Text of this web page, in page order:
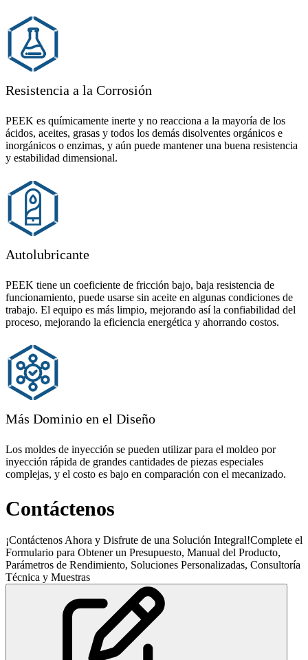
Resistencia a la Corrosión
PEEK es químicamente inerte y no reacciona a la mayoría de los
ácidos, aceites, grasas y todos los demás disolventes orgánicos e
inorgánicos o enzimas, y aún puede mantener una buena resistencia
y estabilidad dimensional.
Autolubricante
PEEK tiene un coeficiente de fricción bajo, baja resistencia de
funcionamiento, puede usarse sin aceite en algunas condiciones de
trabajo. El equipo es más limpio, mejorando así la confiabilidad del
proceso, mejorando la eficiencia energética y ahorrando costos.
Más Dominio en el Diseño
Los moldes de inyección se pueden utilizar para el moldeo por
inyección rápida de grandes cantidades de piezas especiales
complejas, y el costo es bajo en comparación con el mecanizado.
Contáctenos
¡Contáctenos Ahora y Disfrute de una Solución Integral!Complete el
Formulario para Obtener un Presupuesto, Manual del Producto,
Parámetros de Rendimiento, Soluciones Personalizadas, Consultoría
Técnica y Muestras